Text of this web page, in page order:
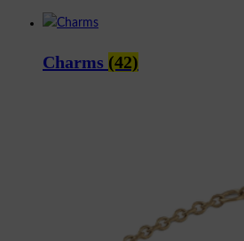
Charms (42)